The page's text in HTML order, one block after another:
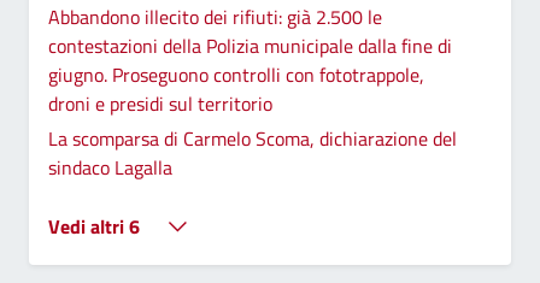
Abbandono illecito dei rifiuti: già 2.500 le
contestazioni della Polizia municipale dalla fine di
giugno. Proseguono controlli con fototrappole,
droni e presidi sul territorio
La scomparsa di Carmelo Scoma, dichiarazione del
sindaco Lagalla
Vedi altri 6